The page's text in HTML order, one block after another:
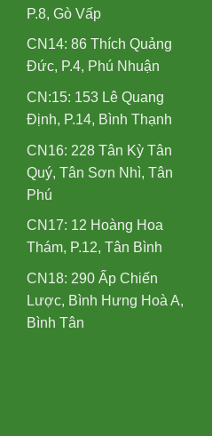
P.8, Gò Vấp
CN14: 86 Thích Quảng
Đức, P.4, Phú Nhuận
CN:15: 153 Lê Quang
Định, P.14, Bình Thạnh
CN16: 228 Tân Kỳ Tân
Quý, Tân Sơn Nhì, Tân
Phú
CN17: 12 Hoàng Hoa
Thám, P.12, Tân Bình
CN18: 290 Ấp Chiến
Lược, Bình Hưng Hoà A,
Bình Tân